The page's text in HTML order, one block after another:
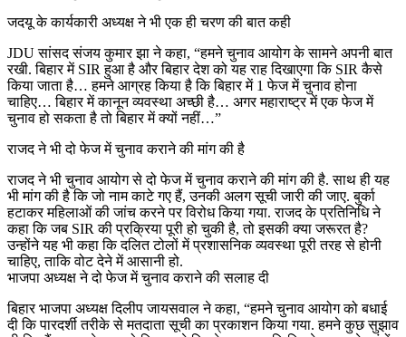
जदयू के कार्यकारी अध्यक्ष ने भी एक ही चरण की बात कही
JDU सांसद संजय कुमार झा ने कहा, “हमने चुनाव आयोग के सामने अपनी बात
रखी. बिहार में SIR हुआ है और बिहार देश को यह राह दिखाएगा कि SIR कैसे
किया जाता है… हमने आग्रह किया है कि बिहार में 1 फेज में चुनाव होना
चाहिए… बिहार में कानून व्यवस्था अच्छी है… अगर महाराष्ट्र में एक फेज में
चुनाव हो सकता है तो बिहार में क्यों नहीं…”
राजद ने भी दो फेज में चुनाव कराने की मांग की है
राजद ने भी चुनाव आयोग से दो फेज में चुनाव कराने की मांग की है. साथ ही यह
भी मांग की है कि जो नाम काटे गए हैं, उनकी अलग सूची जारी की जाए. बुर्का
हटाकर महिलाओं की जांच करने पर विरोध किया गया. राजद के प्रतिनिधि ने
कहा कि जब SIR की प्रक्रिया पूरी हो चुकी है, तो इसकी क्या जरूरत है?
उन्होंने यह भी कहा कि दलित टोलों में प्रशासनिक व्यवस्था पूरी तरह से होनी
चाहिए, ताकि वोट देने में आसानी हो.
भाजपा अध्यक्ष ने दो फेज में चुनाव कराने की सलाह दी
बिहार भाजपा अध्यक्ष दिलीप जायसवाल ने कहा, “हमने चुनाव आयोग को बधाई
दी कि पारदर्शी तरीके से मतदाता सूची का प्रकाशन किया गया. हमने कुछ सुझाव